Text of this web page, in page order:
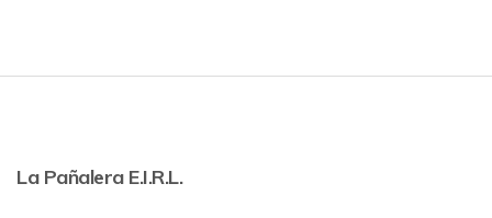
La Pañalera E.I.R.L.